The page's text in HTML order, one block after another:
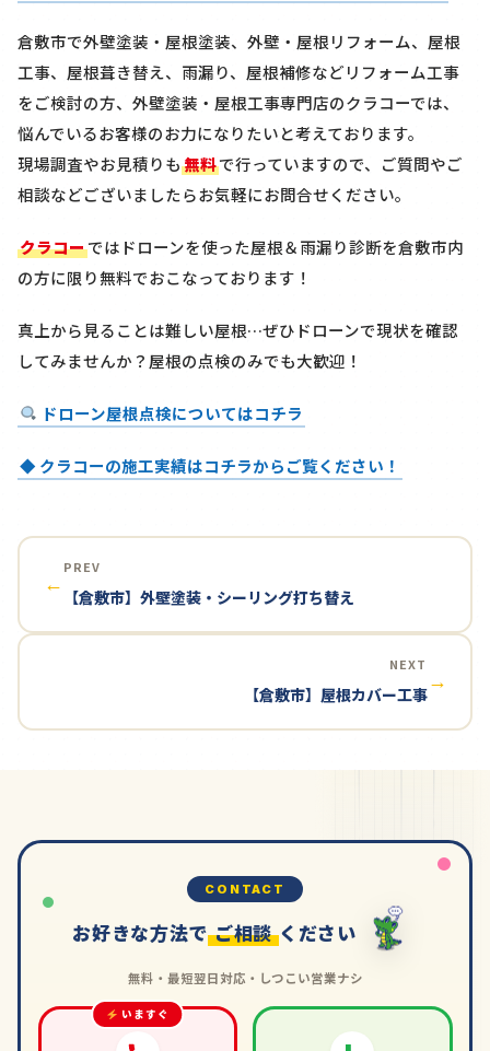
倉敷市で外壁塗装・屋根塗装、外壁・屋根リフォーム、屋根
工事、屋根葺き替え、雨漏り、屋根補修などリフォーム工事
をご検討の方、外壁塗装・屋根工事専門店のクラコーでは、
悩んでいるお客様のお力になりたいと考えております。
現場調査やお見積りも無料で行っていますので、ご質問やご
相談などございましたらお気軽にお問合せください。
クラコーではドローンを使った屋根＆雨漏り診断を倉敷市内
の方に限り無料でおこなっております！
真上から見ることは難しい屋根…ぜひドローンで現状を確認
してみませんか？屋根の点検のみでも大歓迎！
ドローン屋根点検についてはコチラ
◆ クラコーの施工実績はコチラからご覧ください！
←
PREV
【倉敷市】外壁塗装・シーリング打ち替え
NEXT
【倉敷市】屋根カバー工事
→
CONTACT
お好きな方法で ご相談 ください
無料・最短翌日対応・しつこい営業ナシ
いますぐ